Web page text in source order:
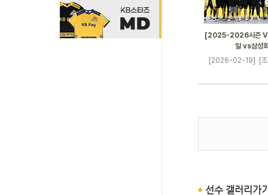
[2025-2026시즌 V
일 vs삼성
[2026-02-19]
[